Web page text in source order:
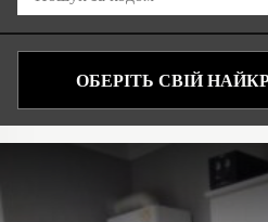
ОБЕРІТЬ СВІЙ